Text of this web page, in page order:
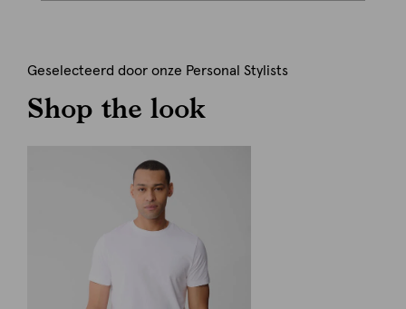
Geselecteerd door onze Personal Stylists
Shop the look